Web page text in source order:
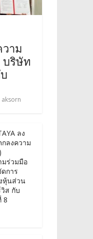
าม
บริษัท
ลง
ลงความ
มร่วมมือ
การ
หุ้นส่วน
ส กับ
8